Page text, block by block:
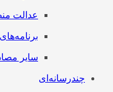
عدالت
سایر
چندرسانه‌ای